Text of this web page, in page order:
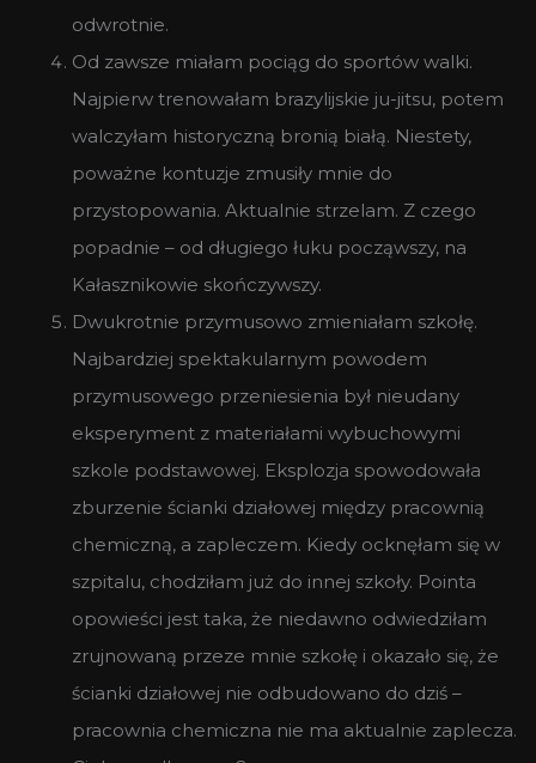
odwrotnie.
Od zawsze miałam pociąg do sportów walki.
Najpierw trenowałam brazylijskie ju-jitsu, potem
walczyłam historyczną bronią białą. Niestety,
poważne kontuzje zmusiły mnie do
przystopowania. Aktualnie strzelam. Z czego
popadnie – od długiego łuku począwszy, na
Kałasznikowie skończywszy.
Dwukrotnie przymusowo zmieniałam szkołę.
Najbardziej spektakularnym powodem
przymusowego przeniesienia był nieudany
eksperyment z materiałami wybuchowymi
szkole podstawowej. Eksplozja spowodowała
zburzenie ścianki działowej między pracownią
chemiczną, a zapleczem. Kiedy ocknęłam się w
szpitalu, chodziłam już do innej szkoły. Pointa
opowieści jest taka, że niedawno odwiedziłam
zrujnowaną przeze mnie szkołę i okazało się, że
ścianki działowej nie odbudowano do dziś –
pracownia chemiczna nie ma aktualnie zaplecza.